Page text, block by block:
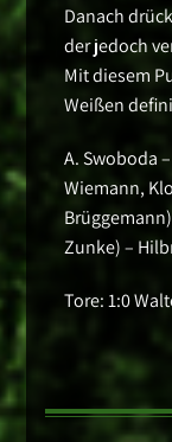
Danach
der jedoch
Mit diesem
Weißen
A. Swoboda
Wiemann,
Zunke) –
Tore: 1:0